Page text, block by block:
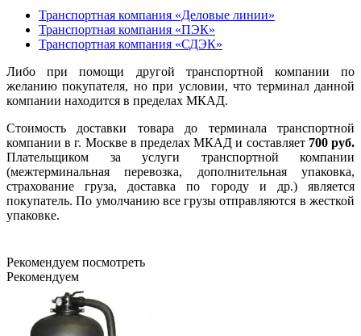
Транспортная компания «Деловые линии»
Транспортная компания «ПЭК»
Транспортная компания «СДЭК»
Либо при помощи другой транспортной компании по
желанию покупателя, но при условии, что терминал данной
компании находится в пределах МКАД.
Стоимость доставки товара до терминала транспортной
компании в г. Москве в пределах МКАД и составляет 700 руб.
Плательщиком за услуги транспортной компании
(межтерминальная перевозка, дополнительная упаковка,
страхование груза, доставка по городу и др.) является
покупатель. По умолчанию все грузы отправляются в жесткой
упаковке.
Рекомендуем посмотреть
Рекомендуем